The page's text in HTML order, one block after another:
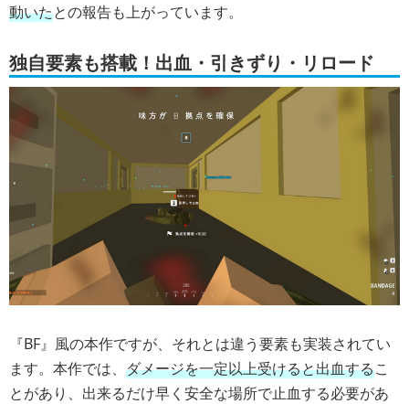
動いたとの報告も上がっています。
独自要素も搭載！出血・引きずり・リロード
『BF』風の本作ですが、それとは違う要素も実装されてい
ます。本作では、 ダメージを一定以上受けると出血するこ
とがあり、出来るだけ早く安全な場所で止血する必要があ